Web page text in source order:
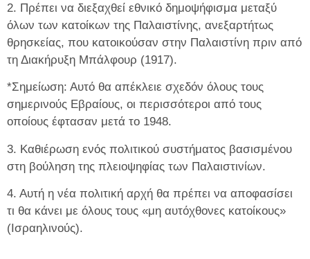
2. Πρέπει να διεξαχθεί εθνικό δημοψήφισμα μεταξύ
όλων των κατοίκων της Παλαιστίνης, ανεξαρτήτως
θρησκείας, που κατοικούσαν στην Παλαιστίνη πριν από
τη Διακήρυξη Μπάλφουρ (1917).
*Σημείωση: Αυτό θα απέκλειε σχεδόν όλους τους
σημερινούς Εβραίους, οι περισσότεροι από τους
οποίους έφτασαν μετά το 1948.
3. Καθιέρωση ενός πολιτικού συστήματος βασισμένου
στη βούληση της πλειοψηφίας των Παλαιστινίων.
4. Αυτή η νέα πολιτική αρχή θα πρέπει να αποφασίσει
τι θα κάνει με όλους τους «μη αυτόχθονες κατοίκους»
(Ισραηλινούς).